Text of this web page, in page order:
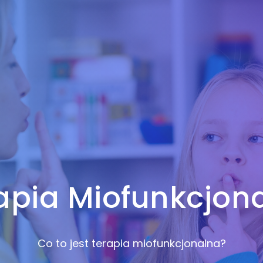
Co to jest terapia miofunkcjonalna?